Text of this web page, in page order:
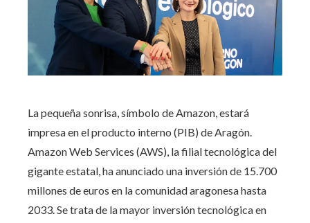
La pequeña sonrisa, símbolo de Amazon, estará
impresa en el producto interno (PIB) de Aragón.
Amazon Web Services (AWS), la filial tecnológica del
gigante estatal, ha anunciado una inversión de 15.700
millones de euros en la comunidad aragonesa hasta
2033. Se trata de la mayor inversión tecnológica en